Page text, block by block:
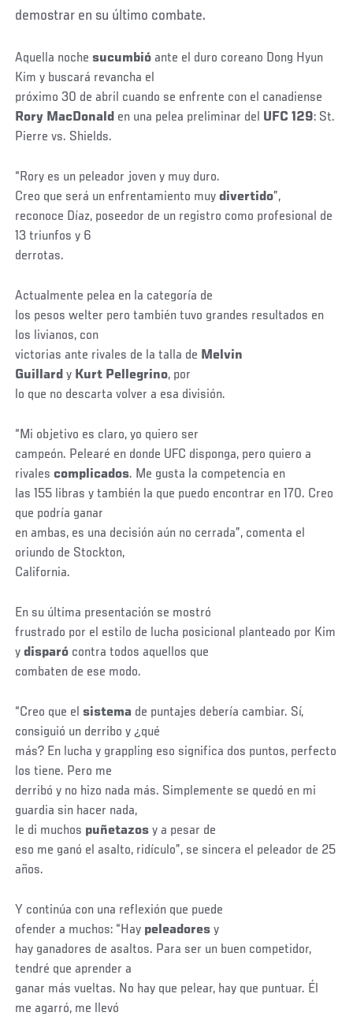
demostrar en su último combate.
Aquella nochesucumbió ante el duro coreano Dong Hyun
Kim y buscará revancha el
próximo 30 de abril cuando se enfrente con el canadiense
Rory MacDonald en una pelea preliminar del UFC 129: St.
Pierre vs. Shields.
“Rory es un peleador joven y muy duro.
Creo que será un enfrentamiento muydivertido”,
reconoce Díaz, poseedor de un registro como profesional de
13 triunfos y 6
derrotas.
Actualmente pelea en la categoría de
los pesos welter pero también tuvo grandes resultados en
los livianos, con
victorias ante rivales de la talla de Melvin
Guillard y Kurt Pellegrino, por
lo que no descarta volver a esa división.
“Mi objetivo es claro, yo quiero ser
campeón. Pelearé en donde UFC disponga, pero quiero a
rivalescomplicados. Me gusta la competencia en
las 155 libras y también la que puedo encontrar en 170. Creo
que podría ganar
en ambas, es una decisión aún no cerrada”, comenta el
oriundo de Stockton,
California.
En su última presentación se mostró
frustrado por el estilo de lucha posicional planteado por Kim
ydisparó contra todos aquellos que
combaten de ese modo.
“Creo que elsistema de puntajes debería cambiar. Sí,
consiguió un derribo y ¿qué
más? En lucha y grappling eso significa dos puntos, perfecto
los tiene. Pero me
derribó y no hizo nada más. Simplemente se quedó en mi
guardia sin hacer nada,
le di muchos puñetazos y a pesar de
eso me ganó el asalto, ridículo”, se sincera el peleador de 25
años.
Y continúa con una reflexión que puede
ofender a muchos: “Hay peleadores y
hay ganadores de asaltos. Para ser un buen competidor,
tendré que aprender a
ganar más vueltas. No hay que pelear, hay que puntuar. Él
me agarró, me llevó